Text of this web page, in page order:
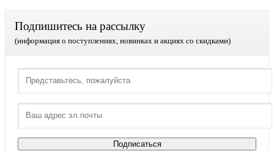
Подпишитесь на рассылку
(информация о поступлениях, новинках и акциях со скидками)